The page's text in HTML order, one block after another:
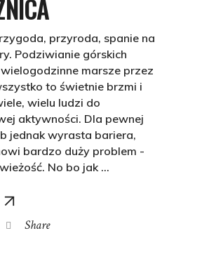
przyroda, spanie na
Podziwianie górskich
marsze przez
to świetnie brzmi i
wielu ludzi do
aktywności. Dla pewnej
jednak wyrasta bariera,
bardzo duży problem -
No bo jak
Share